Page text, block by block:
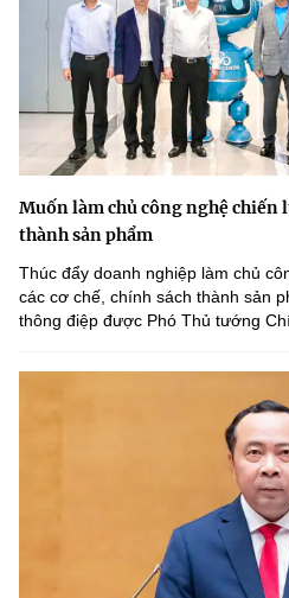
Muốn làm chủ công nghệ chiến
thành sản phẩm
Thúc đẩy doanh nghiệp làm chủ
các cơ chế, chính sách thành sản
thông điệp được Phó Thủ tướng